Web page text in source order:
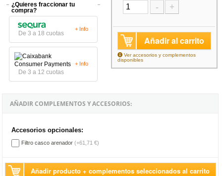
¿Quieres fraccionar tu
compra?
De 3 a 18 cuotas
+ Info
De 3 a 12 cuotas
+ Info
- +
Añadir al carrito
Ver accesorios y complementos
disponibles
AÑADIR COMPLEMENTOS Y ACCESORIOS:
Accesorios opcionales:
Filtro casco arenador (+61,71 €)
Añadir producto + complementos seleccionados al carrito